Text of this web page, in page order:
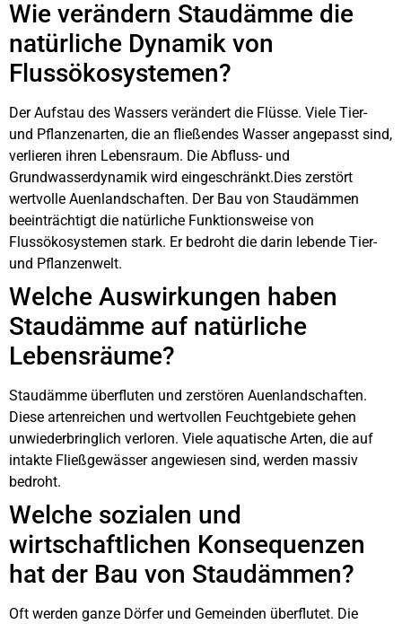
Wie verändern Staudämme die
natürliche Dynamik von
Flussökosystemen?
Der Aufstau des Wassers verändert die Flüsse. Viele Tier-
und Pflanzenarten, die an fließendes Wasser angepasst sind,
verlieren ihren Lebensraum. Die Abfluss- und
Grundwasserdynamik wird eingeschränkt.Dies zerstört
wertvolle Auenlandschaften. Der Bau von Staudämmen
beeinträchtigt die natürliche Funktionsweise von
Flussökosystemen stark. Er bedroht die darin lebende Tier-
und Pflanzenwelt.
Welche Auswirkungen haben
Staudämme auf natürliche
Lebensräume?
Staudämme überfluten und zerstören Auenlandschaften.
Diese artenreichen und wertvollen Feuchtgebiete gehen
unwiederbringlich verloren. Viele aquatische Arten, die auf
intakte Fließgewässer angewiesen sind, werden massiv
bedroht.
Welche sozialen und
wirtschaftlichen Konsequenzen
hat der Bau von Staudämmen?
Oft werden ganze Dörfer und Gemeinden überflutet. Die